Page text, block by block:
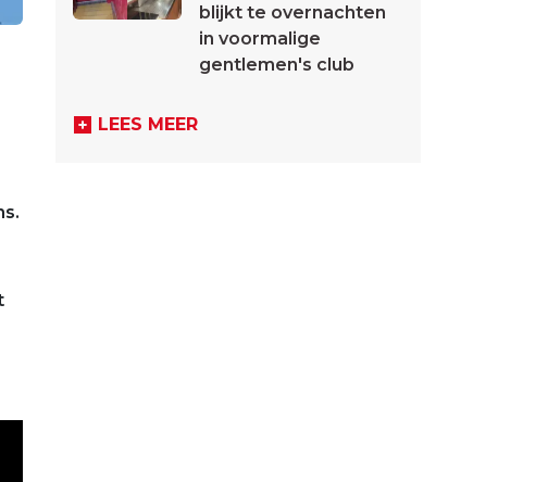
blijkt te overnachten
in voormalige
gentlemen's club
LEES MEER